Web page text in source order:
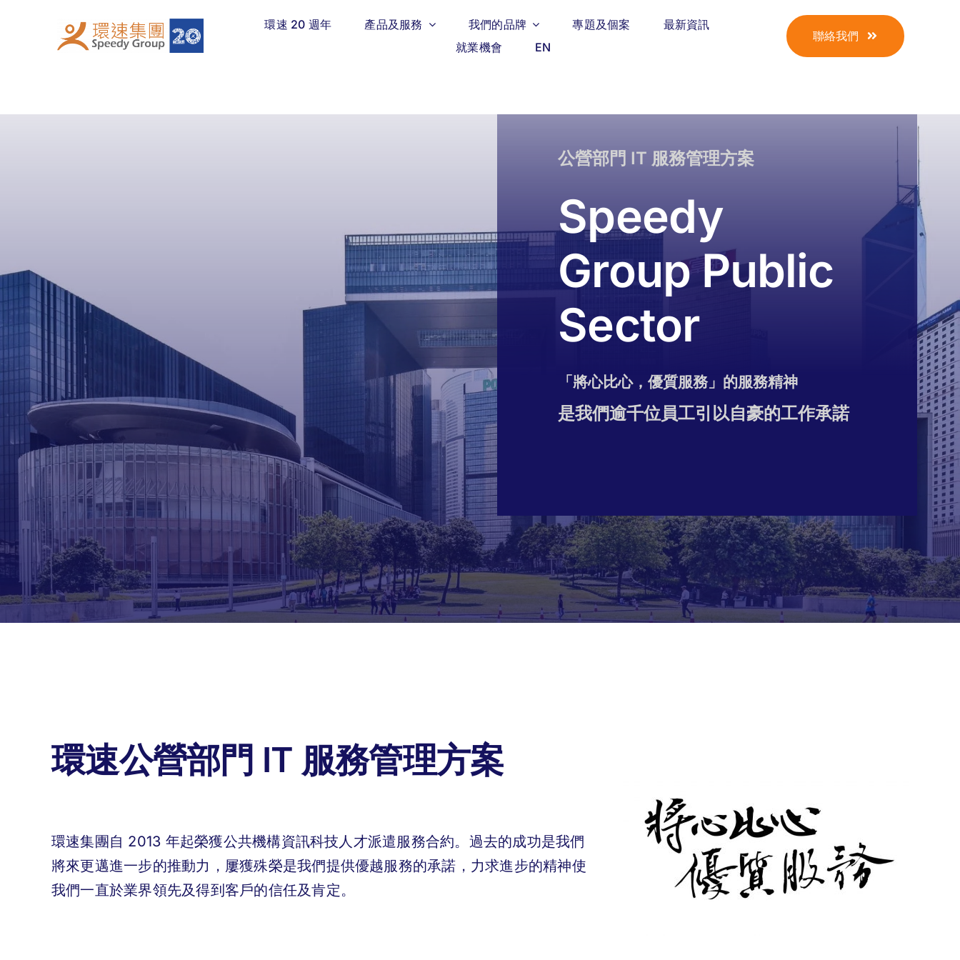
環速 20 週年 產品及服務 我們的品牌 專題及個案
最新資訊
就業機會
EN
聯絡我們
公營部門 IT 服務管理方案
Speedy
Group Public
Sector
「將心比心，優質服務」的服務精神
是我們逾千位員工引以自豪的工作承諾
環速公營部門 IT 服務管理方案
環速集團自 2013 年起榮獲公共機構資訊科技人才派遣服務合約。 過去的成功是我們
將來更邁進一步的推動力，屢獲殊榮是我們提供優越服務的承諾，力求進步的精神使
我們一直於業界領先及得到客戶的信任及肯定。